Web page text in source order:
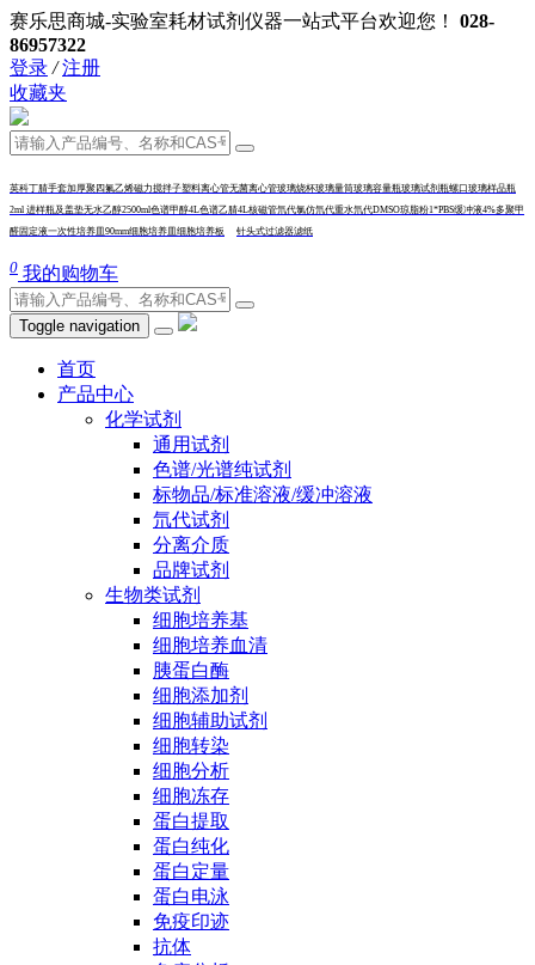
赛乐思商城-实验室耗材试剂仪器一站式平台欢迎您！ 028-
86957322
登录 / 注册
收藏夹
英科丁腈手套加厚聚四氟乙烯磁力搅拌子塑料离心管无菌离心管玻璃烧杯玻璃量筒玻璃容量瓶玻璃试剂瓶螺口玻璃样品瓶
2ml 进样瓶及盖垫无水乙醇2500ml色谱甲醇4L色谱乙腈4L核磁管氘代氯仿氘代重水氘代DMSO琼脂粉1*PBS缓冲液4%多聚甲
醛固定液一次性培养皿90mm细胞培养皿 细胞培养板 针头式过滤器滤纸
0 我的购物车
Toggle navigation
首页
产品中心
化学试剂
通用试剂
色谱/光谱纯试剂
标物品/标准溶液/缓冲溶液
氘代试剂
分离介质
品牌试剂
生物类试剂
细胞培养基
细胞培养血清
胰蛋白酶
细胞添加剂
细胞辅助试剂
细胞转染
细胞分析
细胞冻存
蛋白提取
蛋白纯化
蛋白定量
蛋白电泳
免疫印迹
抗体